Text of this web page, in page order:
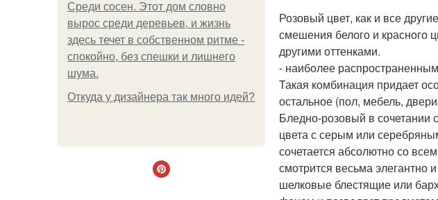
Среди сосен. Этот дом словно
вырос среди деревьев, и жизнь
здесь течет в собственном ритме -
спокойно, без спешки и лишнего
шума.
Откуда у дизайнера так много идей?
Розовый цвет, как и все
смешения белого и красного
другими оттенками.
- наиболее
Такая комбинация придает
остальное (пол, мебель,
Бледно-розовый в сочетании
цвета с серым или
сочетается абсолютно со
смотрится весьма элегантно
шелковые блестящие или